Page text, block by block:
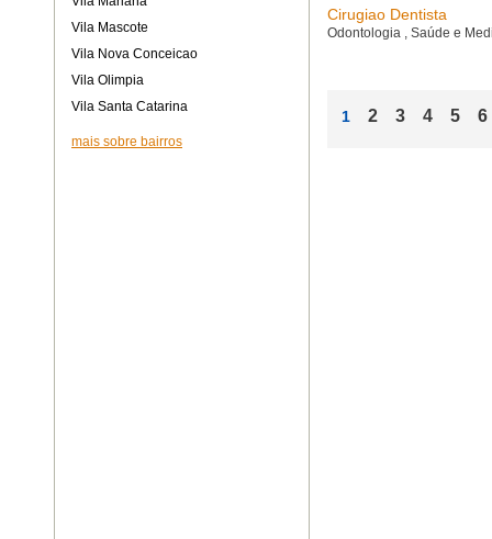
Vila Mascote
Vila Nova Conceicao
Vila Olimpia
Vila Santa Catarina
mais sobre bairros
Cirugiao Dentista
Odontologia , Saúde e
1 2 3 4 5 6